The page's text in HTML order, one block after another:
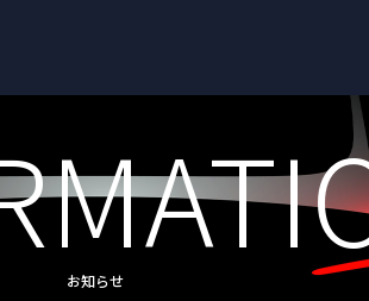
お知らせ